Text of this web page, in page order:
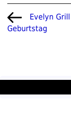
Vorheriger
Beitrag
Evelyn
Geburtstag